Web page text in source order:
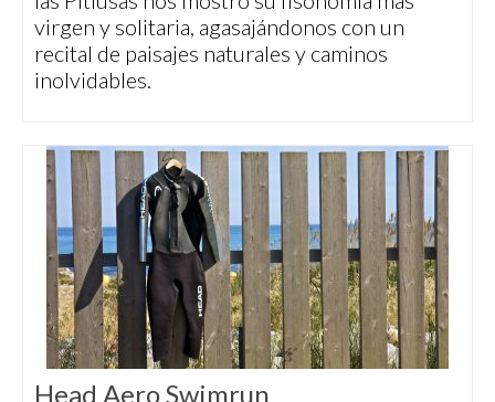
virgen y solitaria, agasajándonos con un
recital de paisajes naturales y caminos
inolvidables.
Head Aero Swimrun